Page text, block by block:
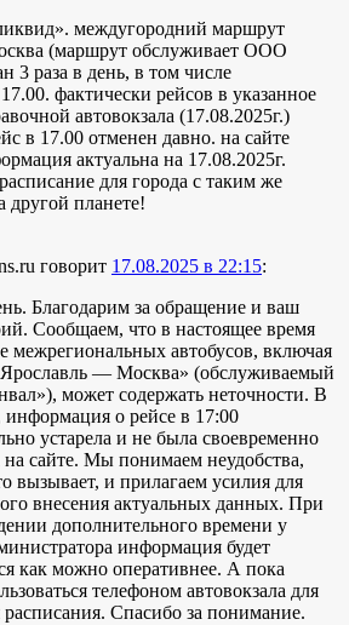
междугородний маршрут
(маршрут обслуживает ООО
3 раза в день, в том числе
фактически рейсов в указанное
автовокзала (17.08.2025г.)
в 17.00 отменен давно. на сайте
актуальна на 17.08.2025г.
для города с таким же
другой планете!
говорит 17.08.2025 в 22:15:
Благодарим за обращение и ваш
Сообщаем, что в настоящее время
межрегиональных автобусов, включая
— Москва» (обслуживаемый
может содержать неточности. В
информация о рейсе в 17:00
устарела и не была своевременно
на сайте. Мы понимаем неудобства,
вызывает, и прилагаем усилия для
внесения актуальных данных. При
дополнительного времени у
информация будет
как можно оперативнее. А пока
телефоном автовокзала для
расписания. Спасибо за понимание.